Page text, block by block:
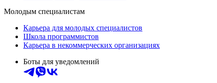
Молодым специалистам
Карьера для молодых специалистов
Школа программистов
Карьера в некоммерческих организациях
Боты для уведомлений